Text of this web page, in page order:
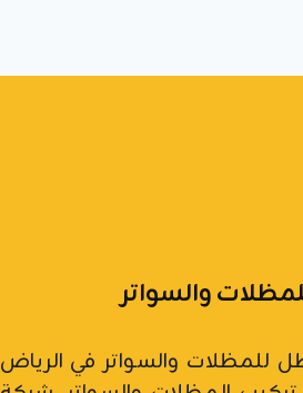
والسواتر
للمظلات والسواتر في الرياض